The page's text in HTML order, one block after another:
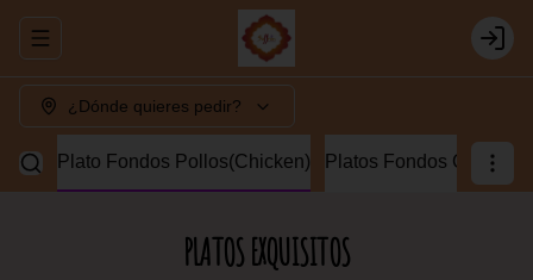
Abrir menu de navegación Login
¿Dónde quieres pedir?
Plato Fondos Pollos(Chicken) Platos Fondos
PLATOS EXQUISITOS